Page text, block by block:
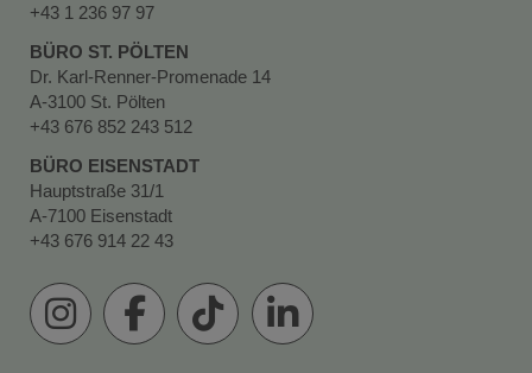
+43 1 236 97 97
BÜRO ST. PÖLTEN
Dr. Karl-Renner-Promenade 14
A-3100 St. Pölten
+43 676 852 243 512
BÜRO EISENSTADT
Hauptstraße 31/1
A-7100 Eisenstadt
+43 676 914 22 43